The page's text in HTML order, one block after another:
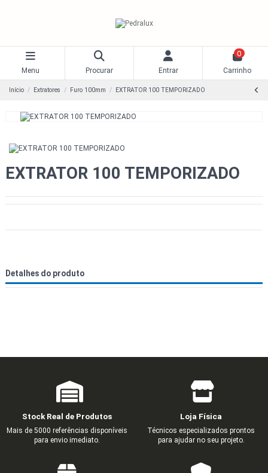
Menu Procurar Entrar
0
Carrinho
Início Extratores Furo 100mm EXTRATOR 100 TEMPORIZADO
EXTRATOR 100 TEMPORIZADO
Detalhes do produto
Stock Real de Produtos
Mais de 5000 referências disponíveis
para envio imediato.
Loja Física
Técnicos especializados prontos
para ajudar no seu projeto.